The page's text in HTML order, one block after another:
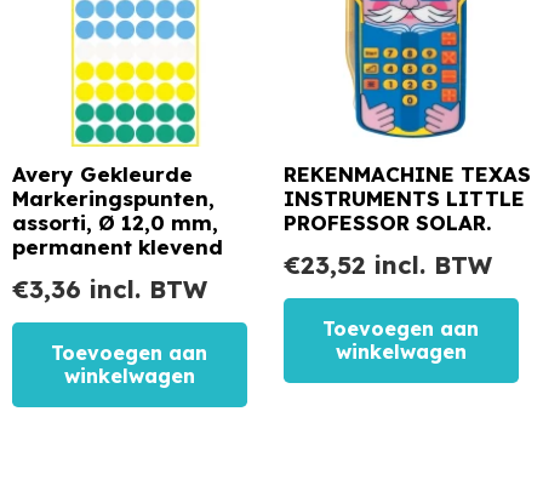
Avery Gekleurde
Markeringspunten,
assorti, Ø 12,0 mm,
permanent klevend
€3,36 incl. BTW
Toevoegen aan
winkelwagen
REKENMACHINE TEXAS
INSTRUMENTS LITTLE
PROFESSOR SOLAR.
€23,52 incl. BTW
Toevoegen aan
winkelwagen